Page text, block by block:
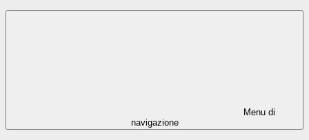
Menu di
navigazione